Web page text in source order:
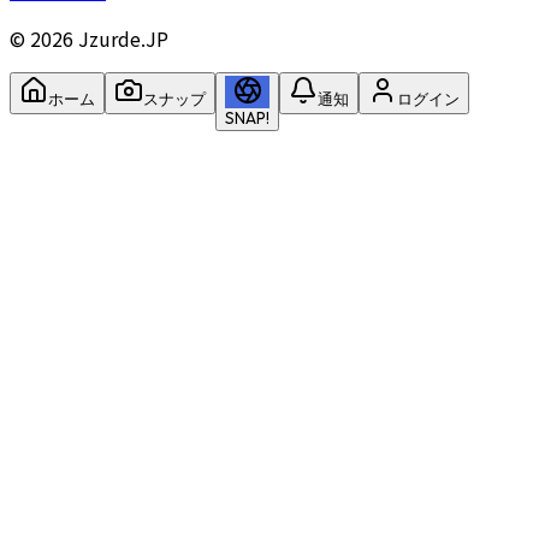
© 2026 Jzurde.JP
ホーム スナップ
SNAP!
通知 ログイン